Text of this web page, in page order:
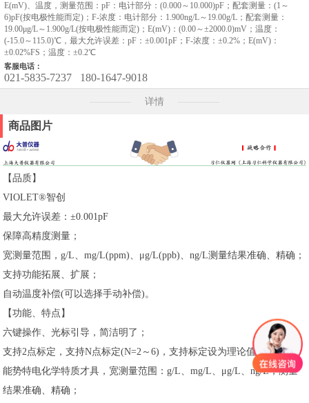
E(mV)、温度，测量范围：pF：电计部分：(0.000～10.000)pF；配套测量：(1～
6)pF(按电极性能而定)；F-浓度：电计部分：1.900ng/L～19.00g/L；配套测量：
19.00μg/L～1.900g/L(按电极性能而定)；E(mV)：(0.00～±2000.0)mV；温度：
(-15.0～115.0)℃，最大允许误差：pF：±0.001pF；F-浓度：±0.2%；E(mV)：
±0.02%FS；温度：±0.2℃
客服电话：
021-5835-7237 180-1647-9018
详情
商品图片
【品质】
VIOLET®智创
最大允许误差：±0.001pF
保障高精度测量；
宽测量范围，g/L、mg/L(ppm)、μg/L(ppb)、ng/L测量结果准确、精确；
支持功能拓展、扩展；
自动温度补偿(可以选择手动补偿)。
【功能、特点】
六键操作、光标引导，简洁明了；
支持2点标定，支持N点标定(N=2～6)，支持标定设为理论值；
能势特电化学特质才具，宽测量范围：g/L、mg/L、μg/L、ng/L，测量
结果准确、精确；